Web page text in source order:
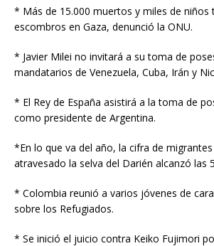
* Más de 15.000 muertos y miles de niños
escombros en Gaza, denunció la ONU.
* Javier Milei no invitará a su toma de
mandatarios de Venezuela, Cuba, Irán y
* El Rey de España asistirá a la toma de
como presidente de Argentina.
*En lo que va del año, la cifra de
atravesado la selva del Darién alcanzó las
* Colombia reunió a varios jóvenes de
sobre los Refugiados.
* Se inició el juicio contra Keiko Fujimori